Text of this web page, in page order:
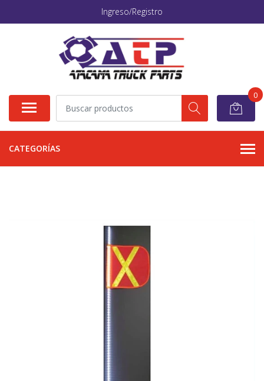
Ingreso/Registro
0
CATEGORÍAS